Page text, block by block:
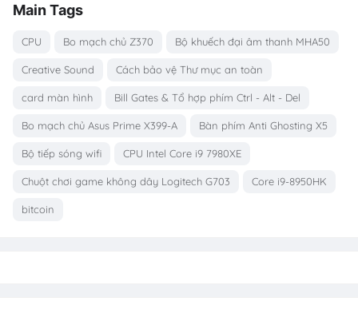
Main Tags
CPU Bo mạch chủ Z370 Bộ khuếch đại âm thanh MHA50
Creative Sound Cách bảo vệ Thư mục an toàn
card màn hình Bill Gates & Tổ hợp phím Ctrl - Alt - Del
Bo mạch chủ Asus Prime X399-A Bàn phím Anti Ghosting X5
Bộ tiếp sóng wifi CPU Intel Core i9 7980XE
Chuột chơi game không dây Logitech G703 Core i9-8950HK
bitcoin